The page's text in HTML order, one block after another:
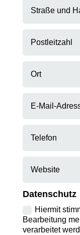
Datenschutz
Hiermit
Bearbeitung
verarbeitet